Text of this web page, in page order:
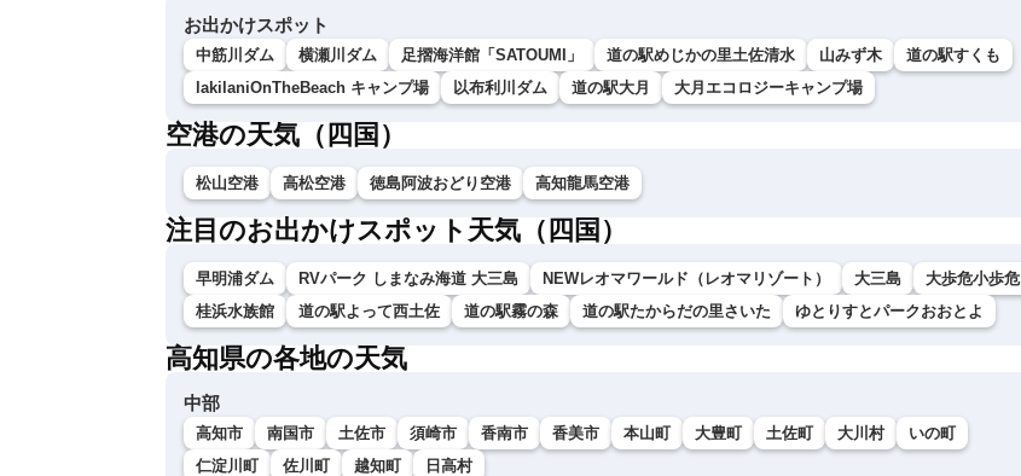
お出かけスポット
中筋川ダム 横瀬川ダム 足摺海洋館「SATOUMI」 道の駅めじかの里土佐清水 山みず木
道の駅すくも
lakilaniOnTheBeach キャンプ場
以布利川ダム 道の駅大月 大月エコロジーキャンプ場
空港の天気（四国）
松山空港 高松空港 徳島阿波おどり空港 高知龍馬空港
注目のお出かけスポット天気（四国）
早明浦ダム RVパーク しまなみ海道 大三島 NEWレオマワールド（レオマリゾート） 大三島
大歩危小歩危
桂浜水族館
道の駅よって西土佐 道の駅霧の森 道の駅たからだの里さいた ゆとりすとパークおおとよ
高知県の各地の天気
中部
高知市 南国市 土佐市 須崎市 香南市 香美市 本山町 大豊町 土佐町 大川村
いの町
仁淀川町
佐川町 越知町 日高村